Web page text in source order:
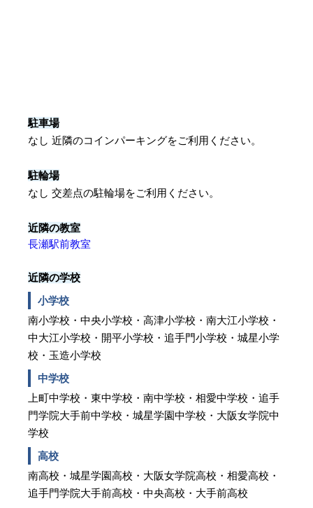
駐車場
なし 近隣のコインパーキングをご利用ください。
駐輪場
なし 交差点の駐輪場をご利用ください。
近隣の教室
長瀬駅前教室
近隣の学校
小学校
南小学校・中央小学校・高津小学校・南大江小学校・
中大江小学校・開平小学校・追手門小学校・城星小学
校・玉造小学校
中学校
上町中学校・東中学校・南中学校・相愛中学校・追手
門学院大手前中学校・城星学園中学校・大阪女学院中
学校
高校
南高校・城星学園高校・大阪女学院高校・相愛高校・
追手門学院大手前高校・中央高校・大手前高校